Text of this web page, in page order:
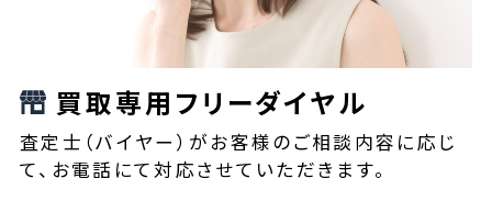
買取専用フリーダイヤル
査定士（バイヤー）がお客様のご相談内容に応じ
て、お電話にて対応させていただきます。